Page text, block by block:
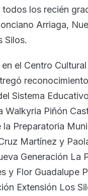
los recién
Arriaga,
Silos.
el Centro
Sistema
Walkyria Piñón
la Preparatoria
Martínez y
Generación La
y Flor Guadalupe
Extensión Los